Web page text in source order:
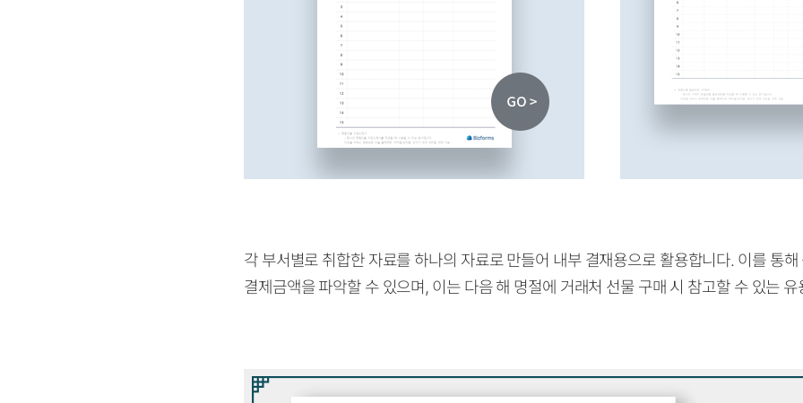
각 부서별로 취합한 자료를 하나의 자료로 만들어 내부 결재용으로 활용합니다. 이를 통
결제금액을 파악할 수 있으며, 이는 다음 해 명절에 거래처 선물 구매 시 참고할 수 있는